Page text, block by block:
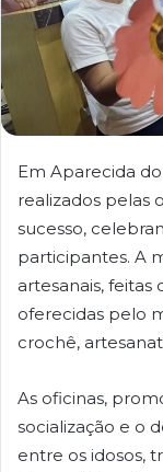
Em Aparecida
realizados pelas
sucesso,
participantes. A
artesanais,
oferecidas pelo
crochê,
As oficinas,
socialização e o
entre os idosos,